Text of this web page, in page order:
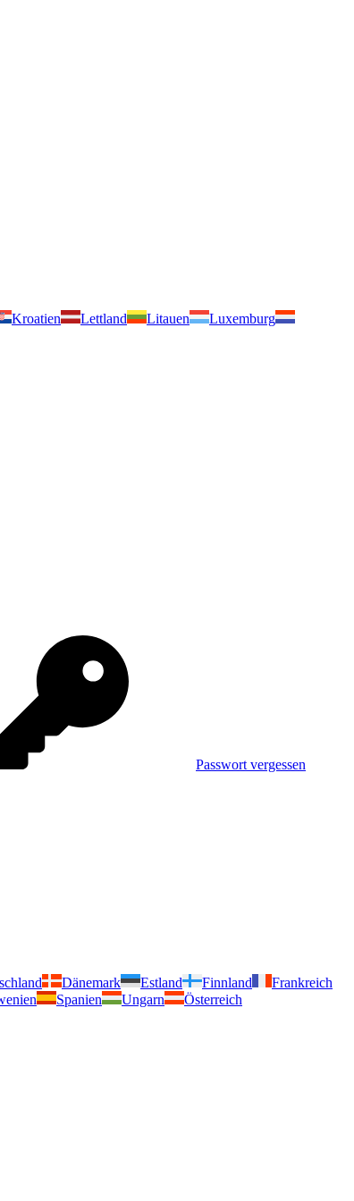
Kroatien Lettland Litauen
Luxemburg
Passwort vergessen
Dänemark Estland Finnland
Frankreich
Spanien Ungarn Österreich